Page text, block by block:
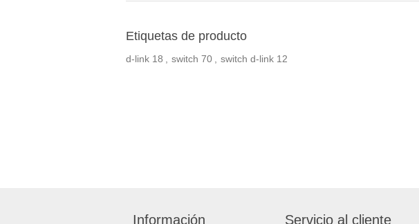
Etiquetas de producto
d-link 18 switch 70 switch d-link 12
Información Servicio al cliente